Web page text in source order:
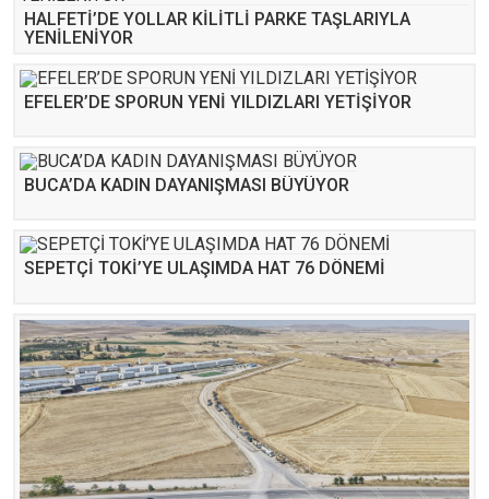
HALFETİ’DE YOLLAR KİLİTLİ PARKE TAŞLARIYLA
YENİLENİYOR
EFELER’DE SPORUN YENİ YILDIZLARI YETİŞİYOR
BUCA’DA KADIN DAYANIŞMASI BÜYÜYOR
SEPETÇİ TOKİ’YE ULAŞIMDA HAT 76 DÖNEMİ